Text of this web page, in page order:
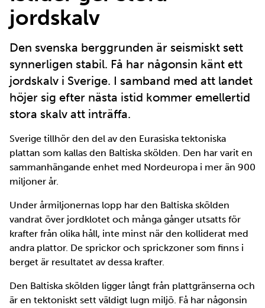
jordskalv
Den svenska berggrunden är seismiskt sett
synnerligen stabil. Få har någonsin känt ett
jordskalv i Sverige. I samband med att landet
höjer sig efter nästa istid kommer emellertid
stora skalv att inträffa.
Sverige tillhör den del av den Eurasiska tektoniska
plattan som kallas den Baltiska skölden. Den har varit en
sammanhängande enhet med Nordeuropa i mer än 900
miljoner år.
Under årmiljonernas lopp har den Baltiska skölden
vandrat över jordklotet och många gånger utsatts för
krafter från olika håll, inte minst när den kolliderat med
andra plattor. De sprickor och sprickzoner som finns i
berget är resultatet av dessa krafter.
Den Baltiska skölden ligger långt från plattgränserna och
är en tektoniskt sett väldigt lugn miljö. Få har någonsin